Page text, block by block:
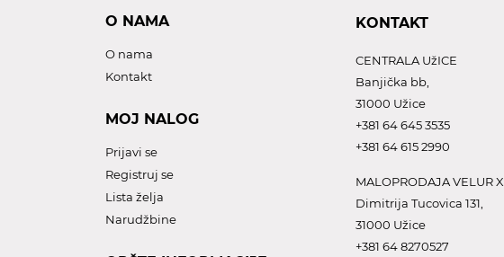
O NAMA
O nama
Kontakt
MOJ NALOG
Prijavi se
Registruj se
Lista želja
Narudžbine
KONTAKT
CENTRALA UžICE
Banjička bb,
31000 Užice
+381 64 645 3535
+381 64 615 2990
MALOPRODAJA VELUR X
Dimitrija Tucovica 131,
31000 Užice
+381 64 8270527